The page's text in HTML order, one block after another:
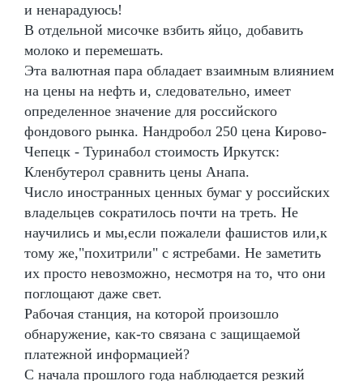
и ненарадуюсь!
В отдельной мисочке взбить яйцо, добавить
молоко и перемешать.
Эта валютная пара обладает взаимным влиянием
на цены на нефть и, следовательно, имеет
определенное значение для российского
фондового рынка. Нандробол 250 цена Кирово-
Чепецк - Туринабол стоимость Иркутск:
Кленбутерол сравнить цены Анапа.
Число иностранных ценных бумаг у российских
владельцев сократилось почти на треть. Не
научились и мы,если пожалели фашистов или,к
тому же,"похитрили" с ястребами. Не заметить
их просто невозможно, несмотря на то, что они
поглощают даже свет.
Рабочая станция, на которой произошло
обнаружение, как-то связана с защищаемой
платежной информацией?
С начала прошлого года наблюдается резкий